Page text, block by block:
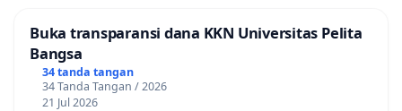
Buka transparansi dana KKN Universitas Pelita
Bangsa
34 tanda tangan
34 Tanda Tangan / 2026
21 Jul 2026